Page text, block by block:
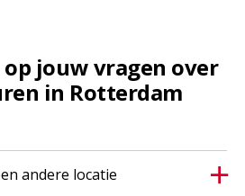
jouw vragen over
in Rotterdam
andere locatie